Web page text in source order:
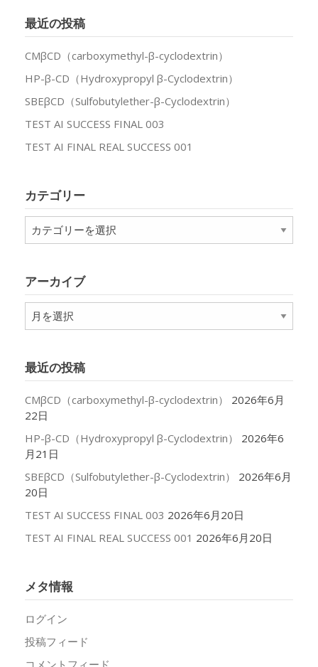
最近の投稿
CMβCD（carboxymethyl-β-cyclodextrin）
HP-β-CD（Hydroxypropyl β-Cyclodextrin）
SBEβCD（Sulfobutylether-β-Cyclodextrin）
TEST AI SUCCESS FINAL 003
TEST AI FINAL REAL SUCCESS 001
カテゴリー
テ
ー
アーカイブ
ア
ー
ブ
最近の投稿
CMβCD（carboxymethyl-β-cyclodextrin）
2026年6月
22日
HP-β-CD（Hydroxypropyl β-Cyclodextrin）
2026年6
月21日
SBEβCD（Sulfobutylether-β-Cyclodextrin）
2026年6月
20日
TEST AI SUCCESS FINAL 003 2026年6月20日
TEST AI FINAL REAL SUCCESS 001 2026年6月20日
メタ情報
ログイン
投稿フィード
コメントフィード